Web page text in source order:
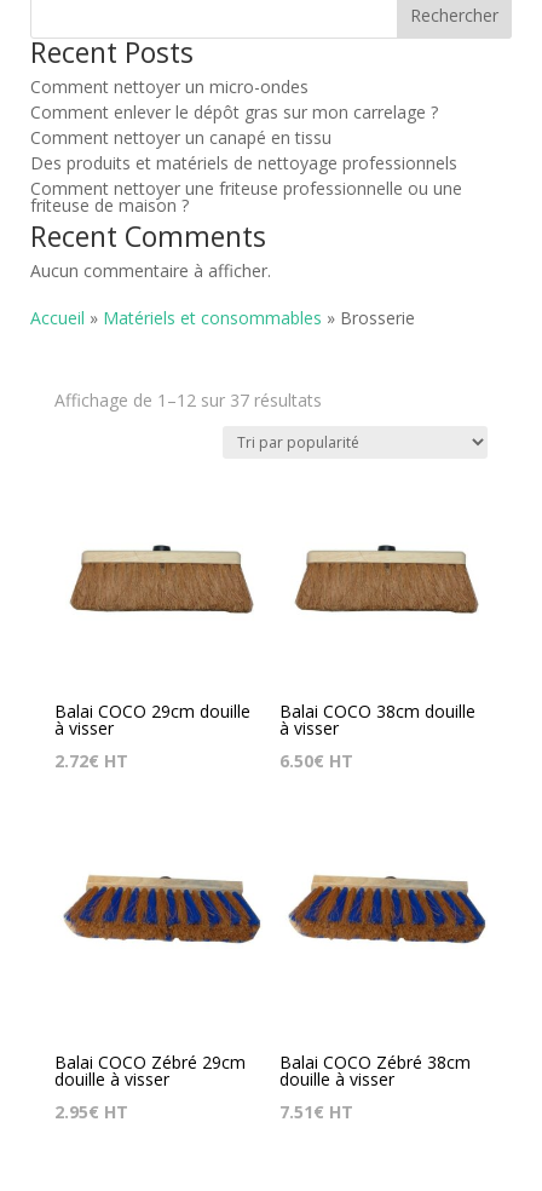
Rechercher
Recent Posts
Comment nettoyer un micro-ondes
Comment enlever le dépôt gras sur mon carrelage ?
Comment nettoyer un canapé en tissu
Des produits et matériels de nettoyage professionnels
Comment nettoyer une friteuse professionnelle ou une
friteuse de maison ?
Recent Comments
Aucun commentaire à afficher.
Accueil » Matériels et consommables » Brosserie
Affichage de 1–12 sur 37 résultats
popularité
Balai COCO 29cm douille
à visser
2.72€ HT
Balai COCO 38cm douille
à visser
6.50€ HT
Balai COCO Zébré 29cm
douille à visser
2.95€ HT
Balai COCO Zébré 38cm
douille à visser
7.51€ HT